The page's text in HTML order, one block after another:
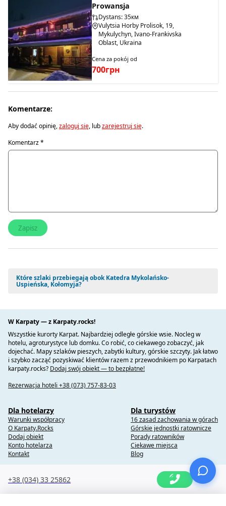
Prowansja
Dystans: 35км
Vulytsia Horby Prolisok, 19,
Mykulychyn, Ivano-Frankivska
Oblast, Ukraina
Cena za pokój od
700грн
Komentarze:
Aby dodać opinię,zaloguj się, lubzarejestruj się.
Komentarz*
Które szlaki przebiegają obok Katedra Mykolańsko-
Uspieńska, Kołomyja?
+38 (034) 33 25862
W Karpaty — z Karpaty.rocks!
Wszystkie kurorty Karpat. Najbardziej odległe górskie wsie. Nocleg w
hotelu, agroturystyce lub domku. Co robić, co ciekawego zobaczyć, jak
dojechać. Mapy szlaków pieszych, zabytki kultury, górskie szczyty. Jak łatwo
i szybko zacząć pozyskiwać klientów razem z przewodnikiem po Karpatach
karpaty.rocks? Dodaj swój obiekt — to bezpłatne!
Rezerwacja hoteli +38 (073) 757-83-03
Dla hotelarzy
Warunki współpracy
O Karpaty.Rocks
Dodaj obiekt
Konto hotelarza
Kontakt
Dla turystów
16 zasad zachowania w górach
Górskie jednostki ratownicze
Porady ratowników
Ciekawe miejsca
Blog
Copyright @ 2010-2014 Karpaty.Rocks